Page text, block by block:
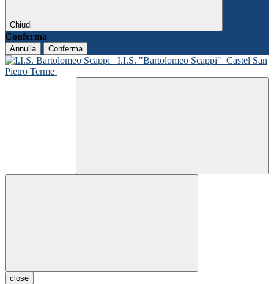
Chiudi
Conferma
Annulla Conferma
I.I.S. "Bartolomeo Scappi" Castel San
Pietro Terme
close